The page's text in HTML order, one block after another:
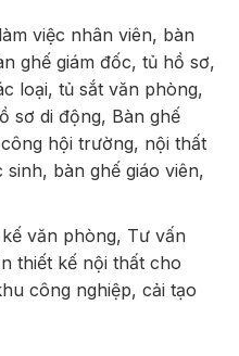
việc nhân viên, bàn
ghế giám đốc, tủ hồ sơ,
loại, tủ sắt văn phòng,
sơ di động, Bàn ghế
hội trường, nội thất
bàn ghế giáo viên,
văn phòng, Tư vấn
thiết kế nội thất cho
công nghiệp, cải tạo